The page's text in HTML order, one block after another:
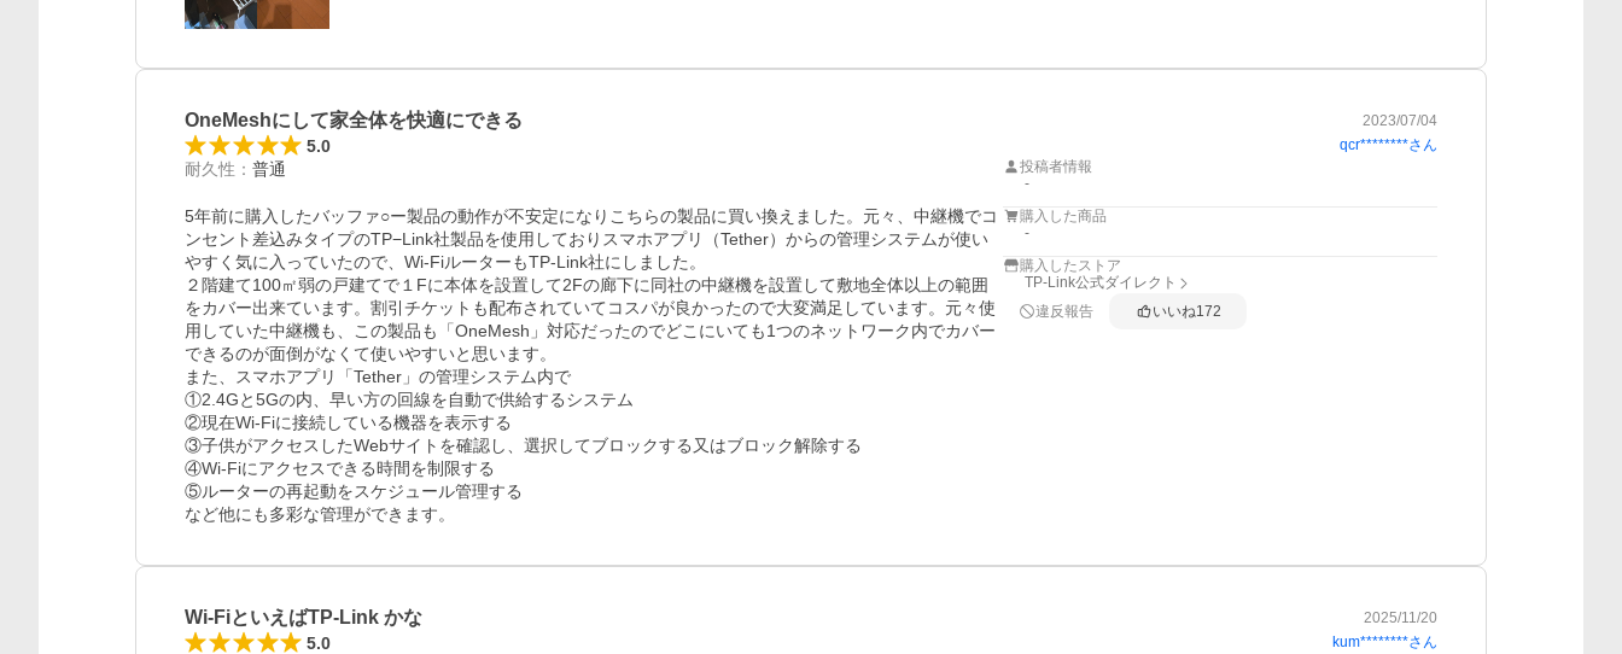
OneMeshにして家全体を快適にできる 2023/07/04
5.0 qcr********さん
耐久性 ： 普通
5年前に購入したバッファ○ー製品の動作が不安定になりこちらの製品に買い換えました。元々、中継機でコ
ンセント差込みタイプのTP−Link社製品を使用しておりスマホアプリ（Tether）からの管理システムが使い
やすく気に入っていたので、Wi-FiルーターもTP-Link社にしました。
２階建て100㎡弱の戸建てで１Fに本体を設置して2Fの廊下に同社の中継機を設置して敷地全体以上の範囲
をカバー出来ています。割引チケットも配布されていてコスパが良かったので大変満足しています。元々使
用していた中継機も、この製品も「OneMesh」対応だったのでどこにいても1つのネットワーク内でカバー
できるのが面倒がなくて使いやすいと思います。
また、スマホアプリ「Tether」の管理システム内で
①2.4Gと5Gの内、早い方の回線を自動で供給するシステム
②現在Wi-Fiに接続している機器を表示する
③子供がアクセスしたWebサイトを確認し、選択してブロックする又はブロック解除する
④Wi-Fiにアクセスできる時間を制限する
⑤ルーターの再起動をスケジュール管理する
など他にも多彩な管理ができます。
投稿者情報
-
購入した商品
-
購入したストア
TP-Link公式ダイレクト
違反報告
いいね172
Wi-FiといえばTP-Link かな 2025/11/20
5.0 kum********さん